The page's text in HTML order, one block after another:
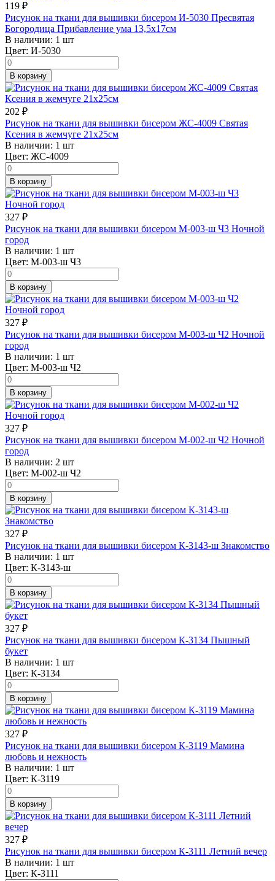
119 ₽
Рисунок на ткани для вышивки бисером И-5030 Пресвятая
Богородица Прибавление ума 13,5х17см
В наличии: 1 шт
Цвет: И-5030
В корзину
202 ₽
Рисунок на ткани для вышивки бисером ЖС-4009 Святая
Ксения в жемчуге 21х25см
В наличии: 1 шт
Цвет: ЖС-4009
В корзину
327 ₽
Рисунок на ткани для вышивки бисером М-003-ш Ч3 Ночной
город
В наличии: 1 шт
Цвет: М-003-ш Ч3
В корзину
327 ₽
Рисунок на ткани для вышивки бисером М-003-ш Ч2 Ночной
город
В наличии: 1 шт
Цвет: М-003-ш Ч2
В корзину
327 ₽
Рисунок на ткани для вышивки бисером М-002-ш Ч2 Ночной
город
В наличии: 2 шт
Цвет: М-002-ш Ч2
В корзину
327 ₽
Рисунок на ткани для вышивки бисером К-3143-ш Знакомство
В наличии: 1 шт
Цвет: К-3143-ш
В корзину
327 ₽
Рисунок на ткани для вышивки бисером К-3134 Пышный
букет
В наличии: 1 шт
Цвет: К-3134
В корзину
327 ₽
Рисунок на ткани для вышивки бисером К-3119 Мамина
любовь и нежность
В наличии: 1 шт
Цвет: К-3119
В корзину
327 ₽
Рисунок на ткани для вышивки бисером К-3111 Летний вечер
В наличии: 1 шт
Цвет: К-3111